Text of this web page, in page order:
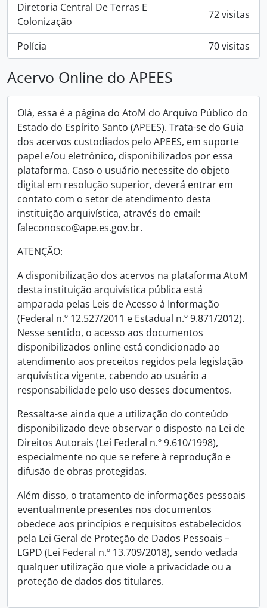
Diretoria Central De Terras E
Colonização
72 visitas
Polícia 70 visitas
Acervo Online do APEES
Olá, essa é a página do AtoM do Arquivo Público do
Estado do Espírito Santo (APEES). Trata-se do Guia
dos acervos custodiados pelo APEES, em suporte
papel e/ou eletrônico, disponibilizados por essa
plataforma. Caso o usuário necessite do objeto
digital em resolução superior, deverá entrar em
contato com o setor de atendimento desta
instituição arquivística, através do email:
faleconosco@ape.es.gov.br.
ATENÇÃO:
A disponibilização dos acervos na plataforma AtoM
desta instituição arquivística pública está
amparada pelas Leis de Acesso à Informação
(Federal n.º 12.527/2011 e Estadual n.º 9.871/2012).
Nesse sentido, o acesso aos documentos
disponibilizados online está condicionado ao
atendimento aos preceitos regidos pela legislação
arquivística vigente, cabendo ao usuário a
responsabilidade pelo uso desses documentos.
Ressalta-se ainda que a utilização do conteúdo
disponibilizado deve observar o disposto na Lei de
Direitos Autorais (Lei Federal n.º 9.610/1998),
especialmente no que se refere à reprodução e
difusão de obras protegidas.
Além disso, o tratamento de informações pessoais
eventualmente presentes nos documentos
obedece aos princípios e requisitos estabelecidos
pela Lei Geral de Proteção de Dados Pessoais –
LGPD (Lei Federal n.º 13.709/2018), sendo vedada
qualquer utilização que viole a privacidade ou a
proteção de dados dos titulares.